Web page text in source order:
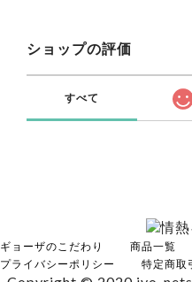
ショップの評価
すべて
ギョーザのこだわり 商品一覧
プライバシーポリシー
特定商取